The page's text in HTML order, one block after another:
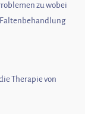
zu wobei
Therapie von